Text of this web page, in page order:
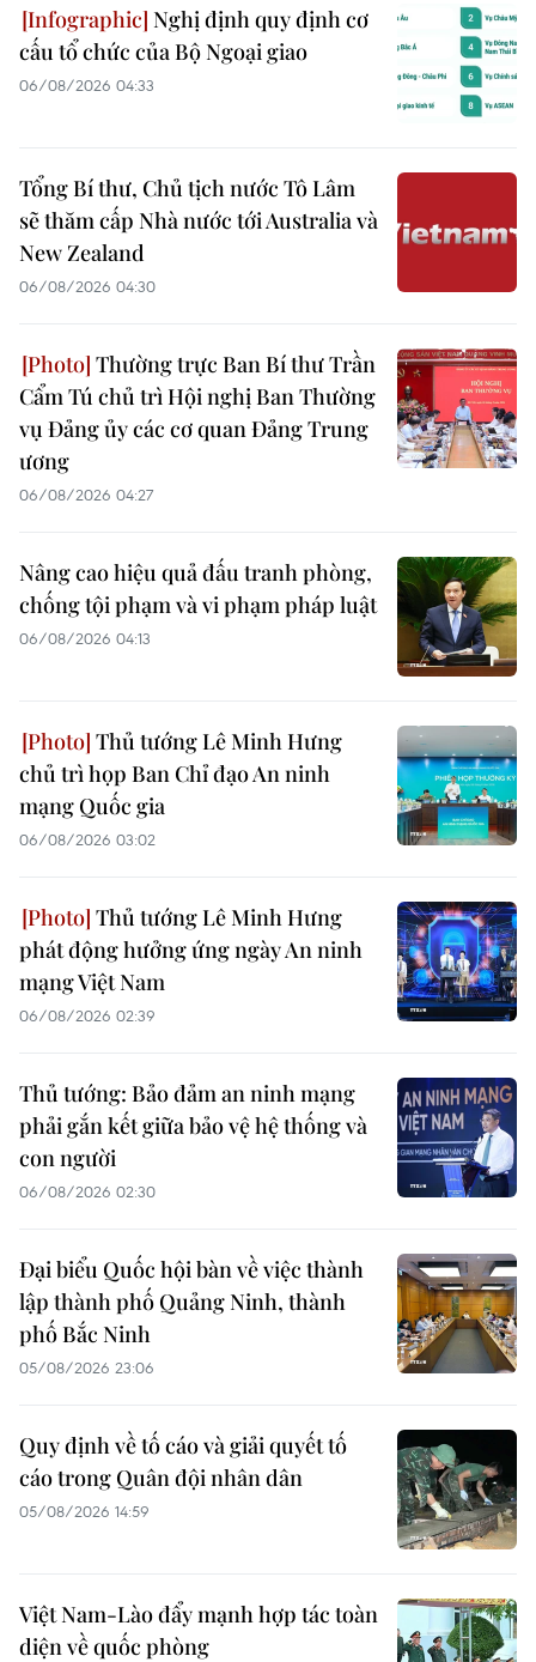
Nghị định quy định cơ
cấu tổ chức của Bộ Ngoại giao
06/08/2026 04:33
Tổng Bí thư, Chủ tịch nước Tô Lâm
sẽ thăm cấp Nhà nước tới Australia và
New Zealand
06/08/2026 04:30
Thường trực Ban Bí thư Trần
Cẩm Tú chủ trì Hội nghị Ban Thường
vụ Đảng ủy các cơ quan Đảng Trung
ương
06/08/2026 04:27
Nâng cao hiệu quả đấu tranh phòng,
chống tội phạm và vi phạm pháp luật
06/08/2026 04:13
Thủ tướng Lê Minh Hưng
chủ trì họp Ban Chỉ đạo An ninh
mạng Quốc gia
06/08/2026 03:02
Thủ tướng Lê Minh Hưng
phát động hưởng ứng ngày An ninh
mạng Việt Nam
06/08/2026 02:39
Thủ tướng: Bảo đảm an ninh mạng
phải gắn kết giữa bảo vệ hệ thống và
con người
06/08/2026 02:30
Đại biểu Quốc hội bàn về việc thành
lập thành phố Quảng Ninh, thành
phố Bắc Ninh
05/08/2026 23:06
Quy định về tố cáo và giải quyết tố
cáo trong Quân đội nhân dân
05/08/2026 14:59
Việt Nam-Lào đẩy mạnh hợp tác toàn
diện về quốc phòng